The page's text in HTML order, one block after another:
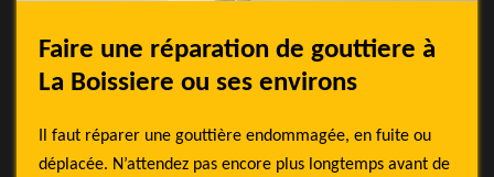
Faire une réparation de gouttiere à
La Boissiere ou ses environs
Il faut réparer une gouttière endommagée, en fuite ou
déplacée. N’attendez pas encore plus longtemps avant de